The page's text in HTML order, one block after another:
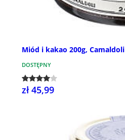
Miód i kakao 200g, Camaldoli
DOSTĘPNY
zł 45,99